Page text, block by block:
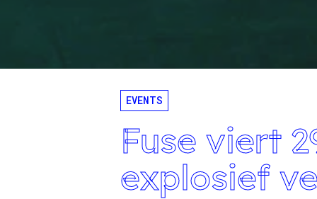
EVENTS
Fuse viert
explosief